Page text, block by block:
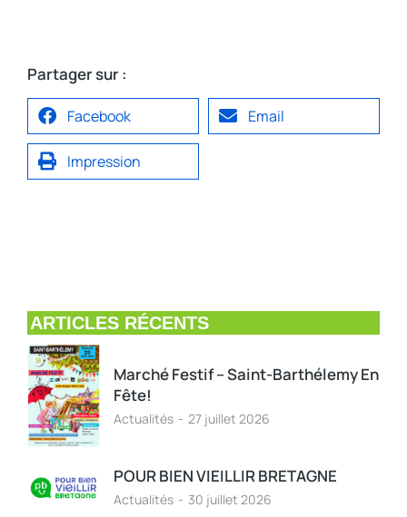
Partager sur :
Facebook Email
Impression
ARTICLES RÉCENTS
Marché Festif – Saint-Barthélemy En
Fête!
Actualités 27 juillet 2026
POUR BIEN VIEILLIR BRETAGNE
Actualités 30 juillet 2026